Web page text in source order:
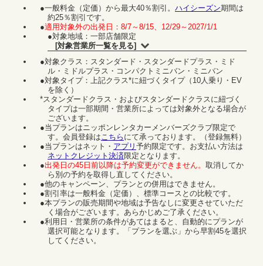
●一般料金（定価）から最大40％割引。 ハイシーズン期間は
約25％割引です。
●適用対象外の出発日：8/7～8/15、12/29～2027/1/1
●対象地域：一部店舗限定
[対象営業所一覧を見る]
●対象クラス：スタンダード・スタンダードプラス・ミド
ル・ミドルプラス・コンパクトミニバン・ミニバン
●対象タイプ：上記クラス*に紐づくタイプ（10人乗り・EV
を除く）
*スタンダードクラス・およびスタンダードクラスに紐づく
タイプは一部期間・営業所によっては対象外となる場合が
ございます。
●当プランはニッポンレンタカーメンバーズクラブ限定で
す。会員登録は こちら にて承っております。（登録無料）
●当プランはネット・ アプリ 予約限定です。お支払い方法は
ネットクレジット決済限定となります。
●出発日の45日前以降は予約変更ができません。 取消してか
ら別の予約を取得し直してください。
●他のキャンペーン、プランとの併用はできません。
●割引率は一般料金（定価）、標準コースとの比較です。
●本プランの販売期間や地域は予告なしに変更させていただ
く場合がございます。あらかじめご了承ください。
●利用日・営業所の条件があてはまると、自動的にプランが
選択可能となります。「プランを選ぶ」から早割45を選択
してください。